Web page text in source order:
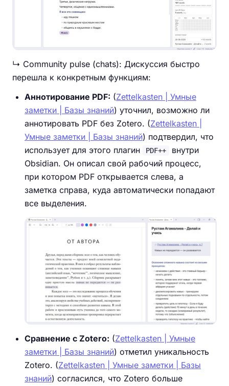
↳ Community pulse (chats): Дискуссия быстро
перешла к конкретным функциям:
Аннотирование PDF: (Zettelkasten | Умные
заметки | Базы знаний) уточнил, возможно ли
аннотировать PDF без Zotero. (Zettelkasten |
Умные заметки | Базы знаний) подтвердил, что
использует для этого плагин
PDF++
внутри
Obsidian. Он описал свой рабочий процесс,
при котором PDF открывается слева, а
заметка справа, куда автоматически попадают
все выделения.
Сравнение с Zotero: (Zettelkasten | Умные
заметки | Базы знаний) отметил уникальность
Zotero. (Zettelkasten | Умные заметки | Базы
знаний) согласился, что Zotero больше